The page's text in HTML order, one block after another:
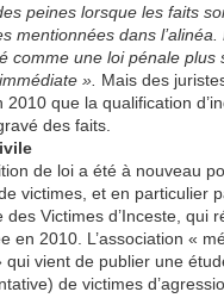
peines lorsque les faits
mentionnées dans
comme une loi pénale plus
». Mais des
2010 que la qualification
des faits.
de loi a été à nouveau
victimes, et en particulier
des Victimes d’Inceste, qui
en 2010. L’association «
qui vient de publier une
de victimes